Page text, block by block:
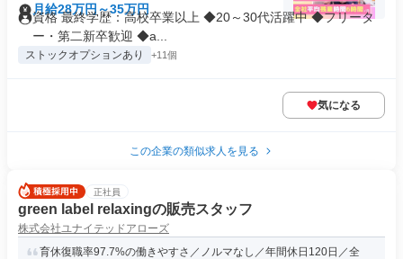
月給28万円～35万円
資格 最終学歴：高校卒業以上 ◆20～30代活躍中 ◆フリータ
ー・第二新卒歓迎 ◆a...
ストックオプションあり +11個
気になる
この企業の類似求人を見る
正社員
green label relaxingの販売スタッフ
株式会社ユナイテッドアローズ
育休復職率97.7%の働きやすさ／ノルマなし／年間休日120日／全